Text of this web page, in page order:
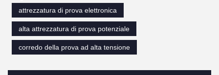
attrezzatura di prova elettronica
alta attrezzatura di prova potenziale
corredo della prova ad alta tensione